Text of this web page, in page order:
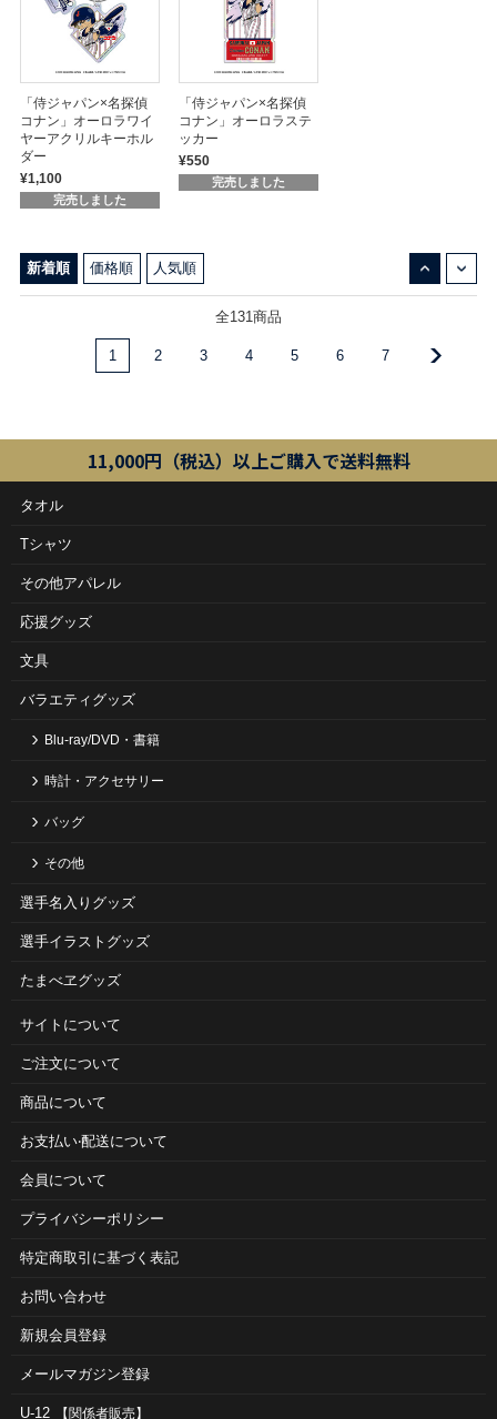
「侍ジャパン×名探偵
コナン」オーロラワイ
ヤーアクリルキーホル
ダー
¥1,100
完売しました
「侍ジャパン×名探偵
コナン」オーロラステ
ッカー
¥550
完売しました
新着順 価格順 人気順
全131商品
1 2 3 4 5 6 7
11,000円（税込）以上ご購入で送料無料
タオル
Tシャツ
その他アパレル
応援グッズ
文具
バラエティグッズ
Blu-ray/DVD・書籍
時計・アクセサリー
バッグ
その他
選手名入りグッズ
選手イラストグッズ
たまべヱグッズ
サイトについて
ご注⽂について
商品について
お⽀払い‧配送について
会員について
プライバシーポリシー
特定商取引に基づく表記
お問い合わせ
新規会員登録
メールマガジン登録
U-12 【関係者販売】